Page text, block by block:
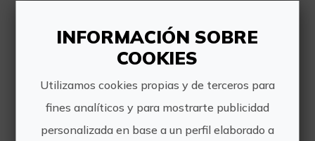
LICANUS S.L.
INFORMACIÓN SOBRE
COOKIES
Utilizamos cookies propias y de terceros para
fines analíticos y para mostrarte publicidad
personalizada en base a un perfil elaborado a